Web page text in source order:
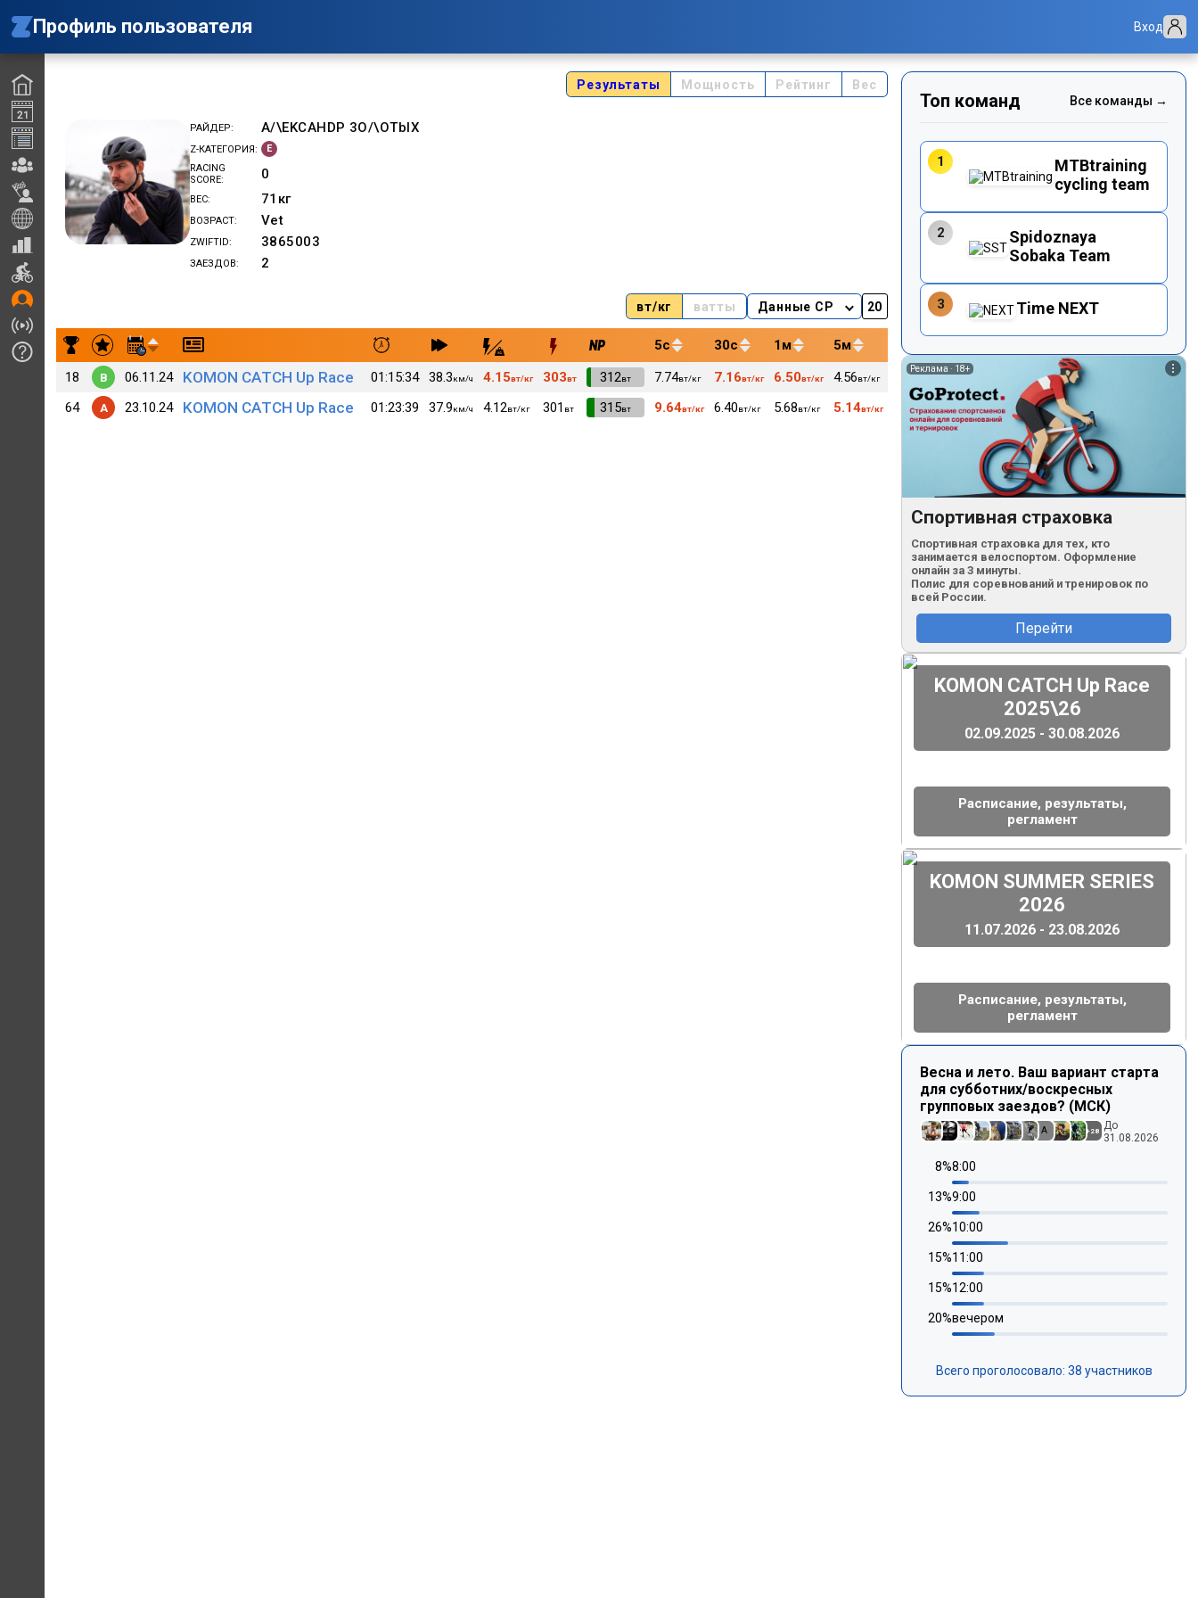
Профиль пользователя Вход
Результаты Мощность Рейтинг Вес
РАЙДЕР A/\EKCAHDP 3O/\OTblX
Z-КАТЕГОРИЯ
E
RACING
SCORE
0
ВЕС 71 кг
ВОЗРАСТ Vet
ZWIFTID 3865003
ЗАЕЗДОВ 2
вт/кг ватты Данные CP
Результаты заездов A/\EKCAHDP 3O/\OTblX
5с 30с 1м 5м 12м
18
B 06.11.24 KOMON CATCH Up Race 01:15:34 38.3км/ч 4.15вт/кг 303вт VI312вт 7.74вт/кг 7.16вт/кг 6.50вт/кг 4.56вт/кг 4.41 4.37 4.25вт/кг 160
64 A 23.10.24 KOMON CATCH Up Race 01:23:39 37.9км/ч 4.12вт/кг 301 вт VI315вт 9.64вт/кг 6.40вт/кг 5.68вт/кг 5.14вт/кг 4.81вт/кг 4.46вт/кг 4.13вт/кг 148
Топ команд Все команды →
1
MTBtraining
cycling team
2
Spidoznaya
Sobaka Team
3 Time NEXT
Реклама · 18+
Спортивная страховка
Спортивная страховка для тех, кто
занимается велоспортом. Оформление
онлайн за 3 минуты.
Полис для соревнований и тренировок по
всей России.
Перейти
(
KOMON CATCH Up Race
2025\26
02.09.2025 - 30.08.2026
Расписание, результаты,
регламент
)
(
KOMON SUMMER SERIES
2026
11.07.2026 - 23.08.2026
Расписание, результаты,
регламент
)
Весна и лето. Ваш вариант старта
для субботних/воскресных
групповых заездов? (МСК)
A +28
До
31.08.2026
8%8:00
13%9:00
26%10:00
15%11:00
15%12:00
20%вечером
Всего проголосовало: 38 участников